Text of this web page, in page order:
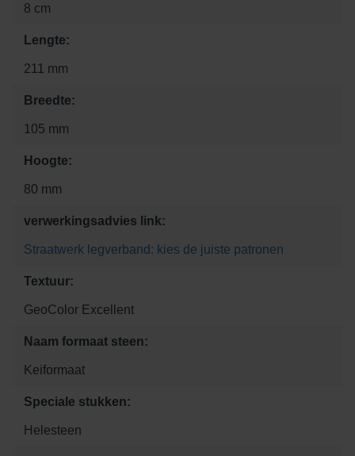
8 cm
Lengte:
211 mm
Breedte:
105 mm
Hoogte:
80 mm
verwerkingsadvies link:
Straatwerk legverband: kies de juiste patronen
Textuur:
GeoColor Excellent
Naam formaat steen:
Keiformaat
Speciale stukken:
Helesteen